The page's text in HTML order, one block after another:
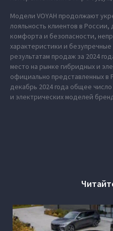
Модели VOYAH продолжают
лояльность клиентов в
комфорта и безопасности,
характеристики и
результатам продаж за 2024
место на рынке гибридных и
официально представленных в
декабрь 2024 года общее
и электрических моделей